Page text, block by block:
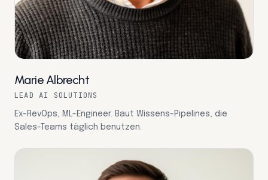
Marie Albrecht
LEAD AI SOLUTIONS
Ex-RevOps, ML-Engineer. Baut Wissens-Pipelines, die
Sales-Teams täglich benutzen.